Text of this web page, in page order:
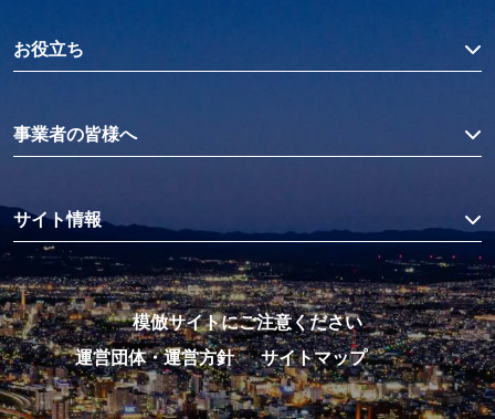
お役立ち
事業者の皆様へ
サイト情報
模倣サイトにご注意ください
運営団体・運営方針
サイトマップ